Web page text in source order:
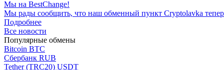
Мы на BestChange!
Мы рады сообщить, что наш обменный пункт Cryptolavka
Подробнее
Все новости
Популярные обмены
Bitcoin BTC
Сбербанк RUB
Tether (TRC20) USDT